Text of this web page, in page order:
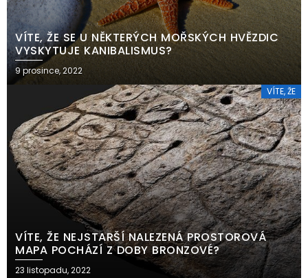
VÍTE, ŽE SE U NĚKTERÝCH MOŘSKÝCH HVĚZDIC
VYSKYTUJE KANIBALISMUS?
9 prosince, 2022
VÍTE, ŽE
VÍTE, ŽE NEJSTARŠÍ NALEZENÁ PROSTOROVÁ
MAPA POCHÁZÍ Z DOBY BRONZOVÉ?
23 listopadu, 2022